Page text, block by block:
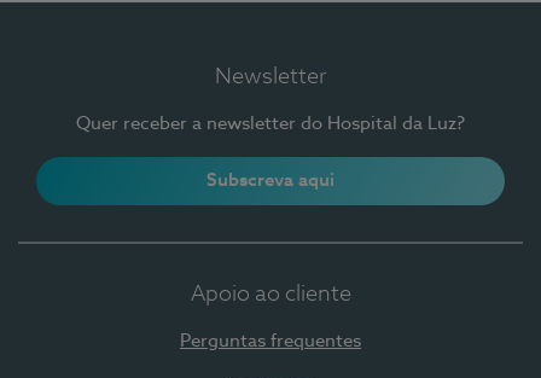
Newsletter
Quer receber a newsletter do Hospital da Luz?
Subscreva aqui
Apoio ao cliente
Perguntas frequentes